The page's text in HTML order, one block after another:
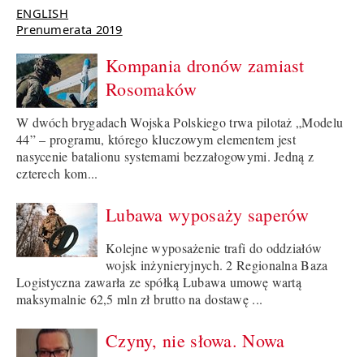
ENGLISH
Prenumerata 2019
Kompania dronów zamiast
Rosomaków
W dwóch brygadach Wojska Polskiego trwa pilotaż „Modelu
44” – programu, którego kluczowym elementem jest
nasycenie batalionu systemami bezzałogowymi. Jedną z
czterech kom...
Lubawa wyposaży saperów
Kolejne wyposażenie trafi do oddziałów
wojsk inżynieryjnych. 2 Regionalna Baza
Logistyczna zawarła ze spółką Lubawa umowę wartą
maksymalnie 62,5 mln zł brutto na dostawę ...
Czyny, nie słowa. Nowa